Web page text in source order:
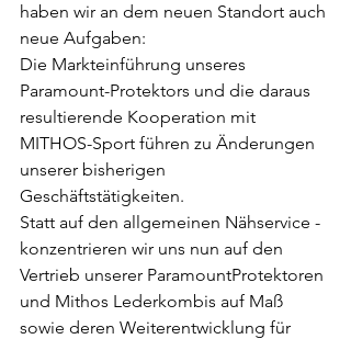
haben wir an dem neuen Standort auch
neue Aufgaben:
Die Markteinführung unseres
Paramount-Protektors und die daraus
resultierende Kooperation mit
MITHOS-Sport führen zu Änderungen
unserer bisherigen
Geschäftstätigkeiten.
Statt auf den allgemeinen Nähservice -
konzentrieren wir uns nun auf den
Vertrieb unserer ParamountProtektoren
und Mithos Lederkombis auf Maß
sowie deren Weiterentwicklung für